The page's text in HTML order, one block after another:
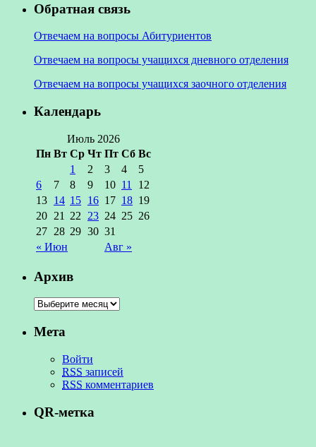
Обратная связь
Отвечаем на вопросы Абитуриентов
Отвечаем на вопросы учащихся дневного отделения
Отвечаем на вопросы учащихся заочного отделения
Календарь
Июль 2026
Пн Вт Ср Чт Пт Сб Вс
« Июн Авг »
1 2 3 4
5
6
7 8 9 10 11
12
13 14 15 16 17 18 19
20 21 22 23 24 25 26
27 28 29 30 31
Архив
Мета
Войти
RSS записей
RSS комментариев
QR-метка